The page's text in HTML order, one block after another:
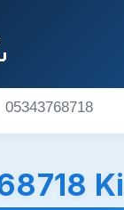
05343768718